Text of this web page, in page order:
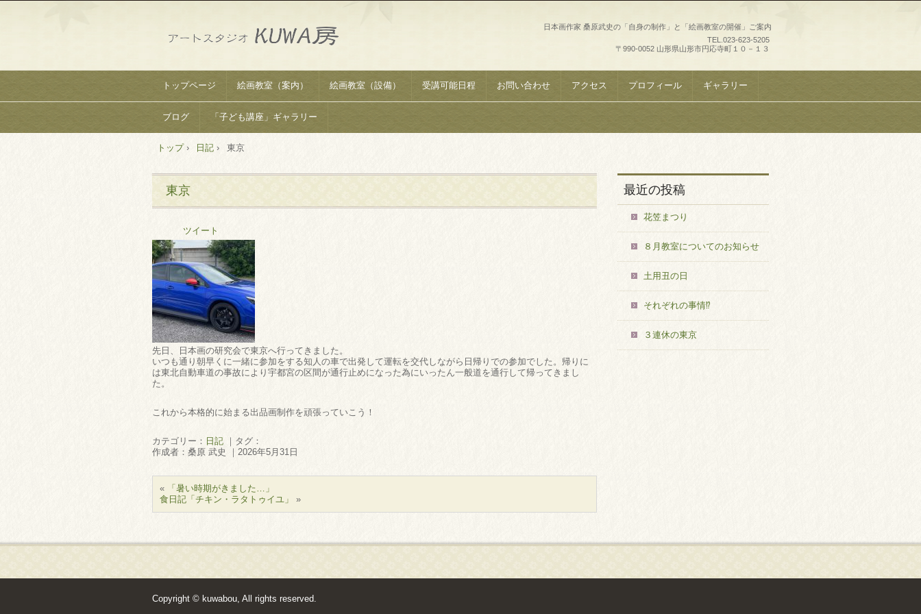
日本画作家 桑原武史の「自身の制作」と「絵画教室の開催」ご案内
TEL. 023-623-5205
〒990-0052 山形県山形市円応寺町１０－１３
トップページ 絵画教室（案内） 絵画教室（設備） 受講可能日程 お問い合わせ アクセス プロフィール ギャラリー
ブログ 「子ども講座」ギャラリー
トップ› 日記 › 東京
東京
ツイート
先日、日本画の研究会で東京へ行ってきました。
いつも通り朝早くに一緒に参加をする知人の車で出発して運転を交代しながら日帰りでの参加でした。帰りに
は東北自動車道の事故により宇都宮の区間が通行止めになった為にいったん一般道を通行して帰ってきまし
た。
これから本格的に始まる出品画制作を頑張っていこう！
カテゴリー： 日記 ｜タグ：
作成者：桑原 武史 ｜2026年5月31日
«
「暑い時期がきました…」
食日記「チキン・ラタトゥイユ」
»
最近の投稿
花笠まつり
８月教室についてのお知らせ
土用丑の日
それぞれの事情⁉
３連休の東京
Copyright © kuwabou, All rights reserved.